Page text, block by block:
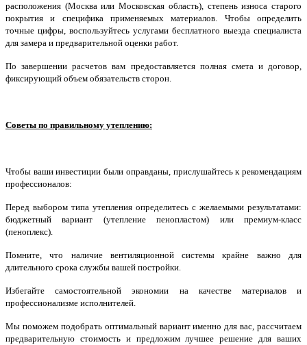
расположения (Москва или Московская область), степень износа старого
покрытия и специфика применяемых материалов. Чтобы определить
точные цифры, воспользуйтесь услугами бесплатного выезда специалиста
для замера и предварительной оценки работ.
По завершении расчетов вам предоставляется полная смета и договор,
фиксирующий объем обязательств сторон.
Советы по правильному утеплению:
Чтобы ваши инвестиции были оправданы, прислушайтесь к рекомендациям
профессионалов:
Перед выбором типа утепления определитесь с желаемыми результатами:
бюджетный вариант (утепление пенопластом) или премиум-класс
(пеноплекс).
Помните, что наличие вентиляционной системы крайне важно для
длительного срока службы вашей постройки.
Избегайте самостоятельной экономии на качестве материалов и
профессионализме исполнителей.
Мы поможем подобрать оптимальный вариант именно для вас, рассчитаем
предварительную стоимость и предложим лучшее решение для ваших